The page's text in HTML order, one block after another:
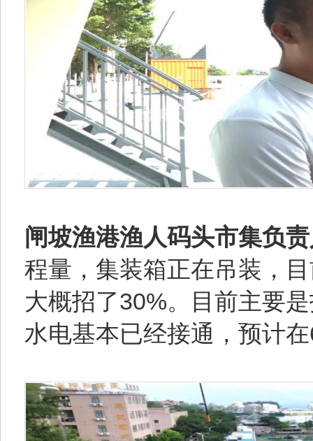
闸坡渔港渔人码头市集负
程量，集装箱正在吊装，
大概招了30%。目前主要
水电基本已经接通，预计